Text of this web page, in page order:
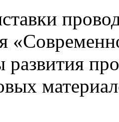
развития